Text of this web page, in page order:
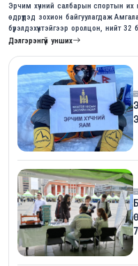
Эрчим хүчний салбарын спортын
өдрүүдэд зохион байгуулагдаж
бүрэлдэхүүнтэйгээр оролцон, нийт
10-р байр эзэллээ.
Дэлгэрэнгүй унших